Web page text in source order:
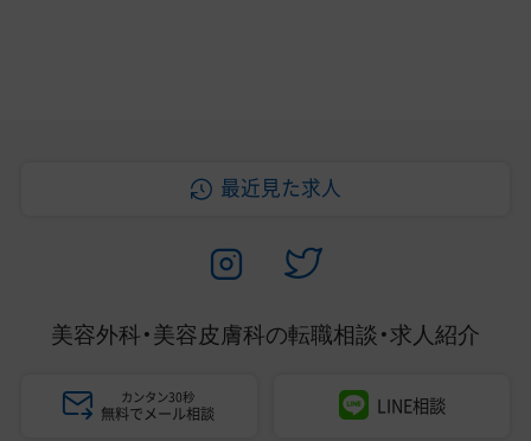
最近見た求人
美容外科・美容皮膚科の転職相談・求人紹介
カンタン30秒
無料でメール相談 LINE相談